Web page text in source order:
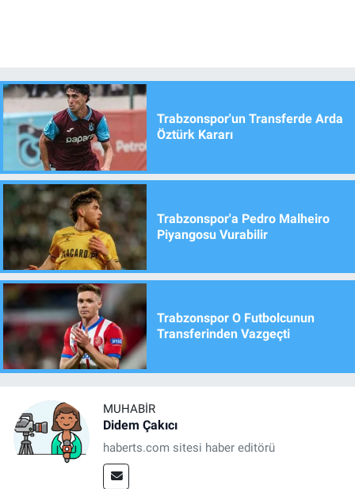
Trabzonspor'un Transferde Arda
Öztürk Kararı
Trabzonspor'a Pedro Malheiro
Piyangosu Vurabilir
Trabzonspor O Futbolcunun
Transferinden Vazgeçti
MUHABIR
Didem Çakıcı
haberts.com sitesi haber editörü